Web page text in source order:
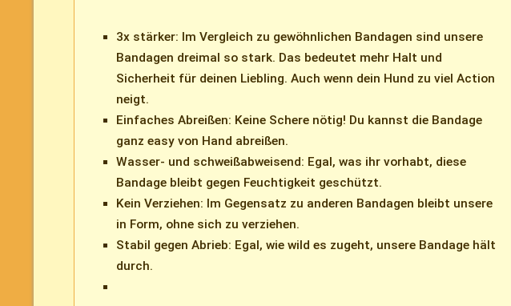
3x stärker: Im Vergleich zu gewöhnlichen Bandagen sind unsere
Bandagen dreimal so stark. Das bedeutet mehr Halt und
Sicherheit für deinen Liebling. Auch wenn dein Hund zu viel Action
neigt.
Einfaches Abreißen: Keine Schere nötig! Du kannst die Bandage
ganz easy von Hand abreißen.
Wasser- und schweißabweisend: Egal, was ihr vorhabt, diese
Bandage bleibt gegen Feuchtigkeit geschützt.
Kein Verziehen: Im Gegensatz zu anderen Bandagen bleibt unsere
in Form, ohne sich zu verziehen.
Stabil gegen Abrieb: Egal, wie wild es zugeht, unsere Bandage hält
durch.